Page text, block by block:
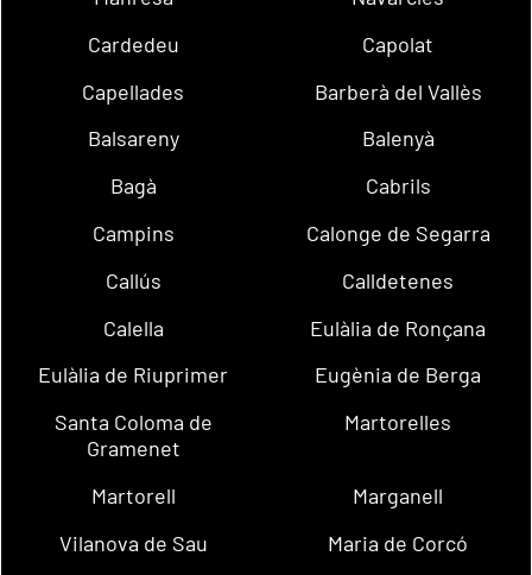
Cardedeu
Capolat
Capellades
Barberà del Vallès
Balsareny
Balenyà
Bagà
Cabrils
Campins
Calonge de Segarra
Callús
Calldetenes
Calella
Eulàlia de Ronçana
Eulàlia de Riuprimer
Eugènia de Berga
Santa Coloma de
Gramenet
Martorelles
Martorell
Marganell
Vilanova de Sau
Maria de Corcó